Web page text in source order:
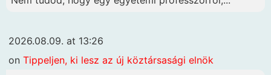
2026.08.09. at 13:26
on Tippeljen, ki lesz az új köztársasági elnök